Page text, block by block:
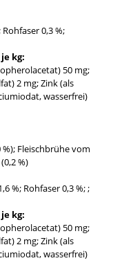
0,3 %;
kg:
50 mg;
2 mg; Zink (als
wasserfrei)
Fleischbrühe vom
%)
%; Rohfaser 0,3 %; ;
kg:
50 mg;
2 mg; Zink (als
wasserfrei)